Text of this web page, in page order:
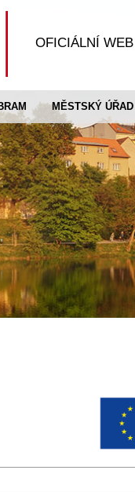
OFICIÁLNÍ
MĚSTSKÝ ÚŘAD